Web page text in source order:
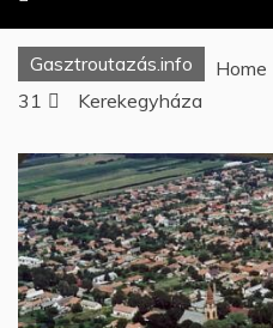
Gasztroutazás.info Home
31
Kerekegyháza